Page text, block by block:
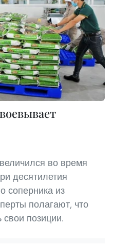
во время
десятилетия
соперника из
полагают, что
свои позиции.